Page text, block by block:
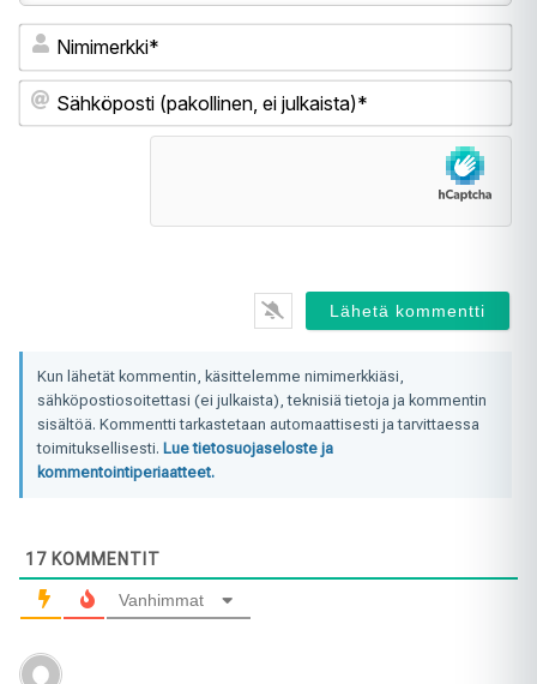
ei
Kun lähetät kommentin, käsittelemme nimimerkkiäsi,
sähköpostiosoitettasi (ei julkaista), teknisiä tietoja ja kommentin
sisältöä. Kommentti tarkastetaan automaattisesti ja tarvittaessa
toimituksellisesti. Lue tietosuojaseloste ja
kommentointiperiaatteet.
17 KOMMENTIT
Vanhimmat